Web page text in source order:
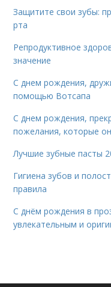
Защитите свои зубы:
рта
Репродуктивное
значение
С днем рождения,
помощью Вотсапа
С днем рождения,
пожелания, которые
Лучшие зубные пасты
Гигиена зубов и
правила
С днём рождения в
увлекательным и